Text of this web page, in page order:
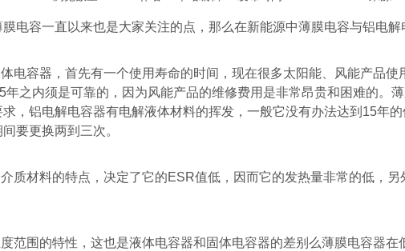
电容一直以来也是大家关注的点，那么在新能源中薄膜电容与铝电
电容器，首先有一个使用寿命的时间，现在很多太阳能、风能产品
年之内须是可靠的，因为风能产品的维修费用是非常昂贵和困难的。
，铝电解电容器有电解液体材料的挥发，一般它没有办法达到 15年的
要更换两到三次。
质材料的特点，决定了它的ESR值低，因而它的发热量非常的低，
范围的特性，这也是液体电容器和固体电容器的差别么薄膜电容器在